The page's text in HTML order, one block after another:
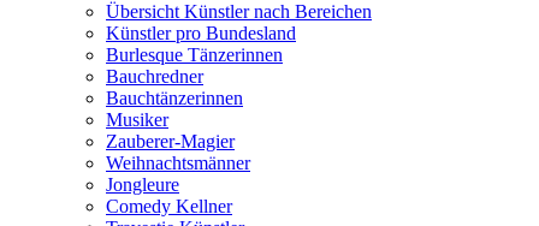
Übersicht Künstler nach Bereichen
Künstler pro Bundesland
Burlesque Tänzerinnen
Bauchredner
Bauchtänzerinnen
Musiker
Zauberer-Magier
Weihnachtsmänner
Jongleure
Comedy Kellner